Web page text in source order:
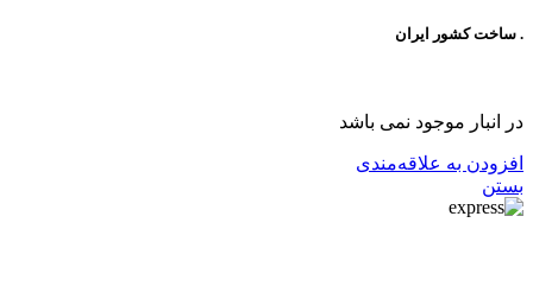
. ساخت کشور ایران
در انبار موجود نمی باشد
افزودن به علاقه‌مندی
بستن